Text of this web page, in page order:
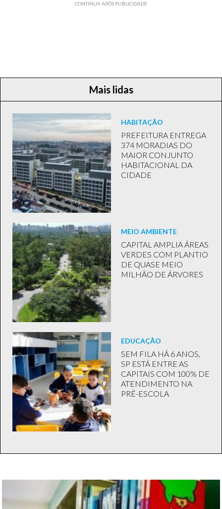
CONTINUA APÓS PUBLICIDADE
Mais lidas
HABITAÇÃO
PREFEITURA ENTREGA
374 MORADIAS DO
MAIOR CONJUNTO
HABITACIONAL DA
CIDADE
MEIO AMBIENTE
CAPITAL AMPLIA ÁREAS
VERDES COM PLANTIO
DE QUASE MEIO
MILHÃO DE ÁRVORES
EDUCAÇÃO
SEM FILA HÁ 6 ANOS,
SP ESTÁ ENTRE AS
CAPITAIS COM 100% DE
ATENDIMENTO NA
PRÉ-ESCOLA